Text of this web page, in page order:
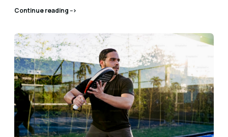
Continue reading -->